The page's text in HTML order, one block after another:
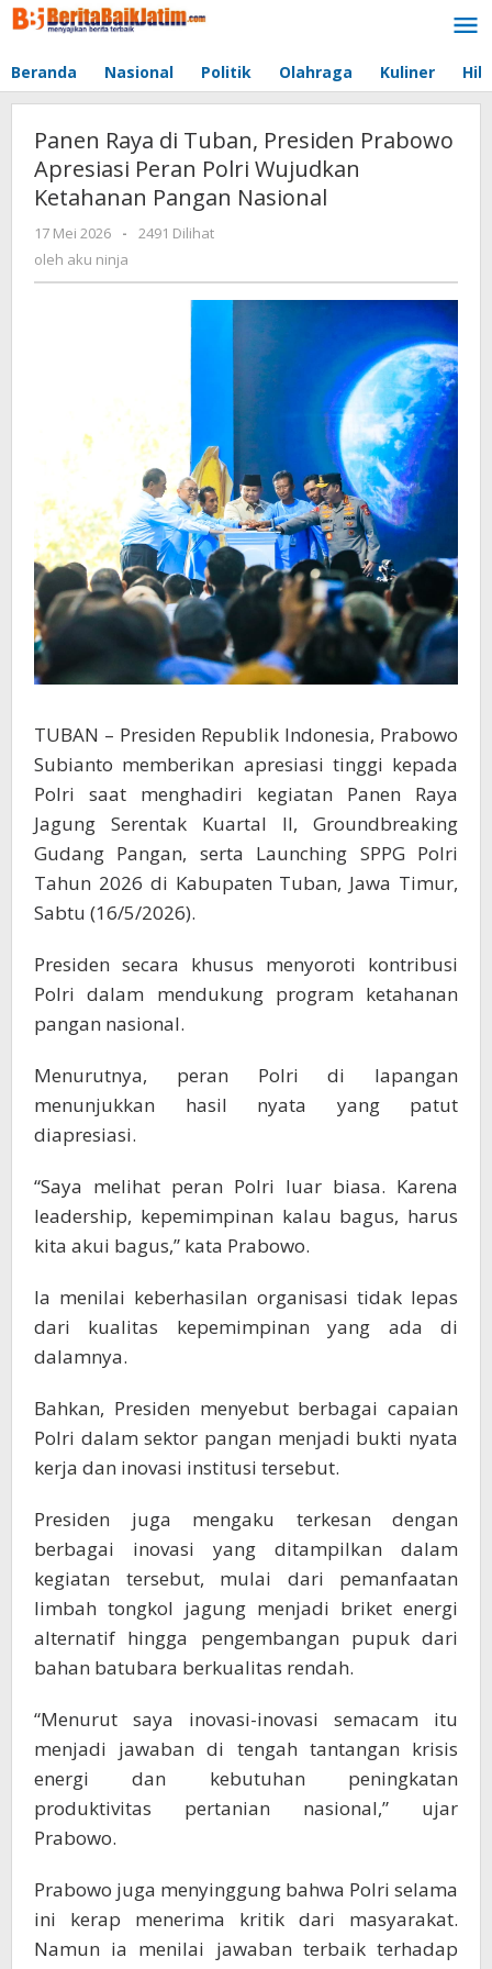
Lewati
ke
Beranda Nasional Politik Olahraga Kuliner
Panen Raya di Tuban, Presiden Prabowo
Apresiasi Peran Polri Wujudkan
Ketahanan Pangan Nasional
17 Mei 2026
oleh
aku
-
2491 Dilihat
oleh aku ninja
TUBAN – Presiden Republik Indonesia, Prabowo
Subianto memberikan apresiasi tinggi kepada
Polri saat menghadiri kegiatan Panen Raya
Jagung Serentak Kuartal II, Groundbreaking
Gudang Pangan, serta Launching SPPG Polri
Tahun 2026 di Kabupaten Tuban, Jawa Timur,
Sabtu (16/5/2026).
Presiden secara khusus menyoroti kontribusi
Polri dalam mendukung program ketahanan
pangan nasional.
Menurutnya, peran Polri di lapangan
menunjukkan hasil nyata yang patut
diapresiasi.
“Saya melihat peran Polri luar biasa. Karena
leadership, kepemimpinan kalau bagus, harus
kita akui bagus,” kata Prabowo.
Ia menilai keberhasilan organisasi tidak lepas
dari kualitas kepemimpinan yang ada di
dalamnya.
Bahkan, Presiden menyebut berbagai capaian
Polri dalam sektor pangan menjadi bukti nyata
kerja dan inovasi institusi tersebut.
Presiden juga mengaku terkesan dengan
berbagai inovasi yang ditampilkan dalam
kegiatan tersebut, mulai dari pemanfaatan
limbah tongkol jagung menjadi briket energi
alternatif hingga pengembangan pupuk dari
bahan batubara berkualitas rendah.
“Menurut saya inovasi-inovasi semacam itu
menjadi jawaban di tengah tantangan krisis
energi dan kebutuhan peningkatan
produktivitas pertanian nasional,” ujar
Prabowo.
Prabowo juga menyinggung bahwa Polri selama
ini kerap menerima kritik dari masyarakat.
Namun ia menilai jawaban terbaik terhadap